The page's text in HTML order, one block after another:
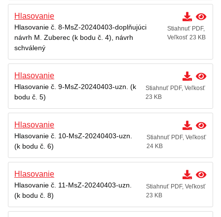
Hlasovanie
Hlasovanie č. 8-MsZ-20240403-doplňujúci
návrh M. Zuberec (k bodu č. 4), návrh
schválený
Stiahnuť PDF,
Veľkosť 23 KB
Hlasovanie
Hlasovanie č. 9-MsZ-20240403-uzn. (k
bodu č. 5)
Stiahnuť PDF, Veľkosť
23 KB
Hlasovanie
Hlasovanie č. 10-MsZ-20240403-uzn.
(k bodu č. 6)
Stiahnuť PDF, Veľkosť
24 KB
Hlasovanie
Hlasovanie č. 11-MsZ-20240403-uzn.
(k bodu č. 8)
Stiahnuť PDF, Veľkosť
23 KB